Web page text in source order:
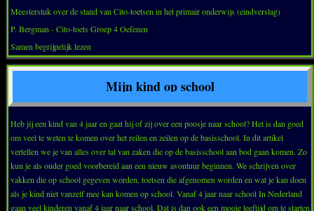
Meesterstuk over de stand van Cito-toetsen in het primair onderwijs (eindverslag)
P. Bergman - Cito-toets Groep 4 Oefenen
Samen begrijpelijk lezen
Mijn kind op school
Heb jij een kind van 4 jaar en gaat hij of zij over een poosje naar school? Het is dan goed
om veel te weten te komen over het reilen en zeilen op de basisschool. In dit artikel
vertellen we je van alles over tal van zaken die op de basisschool aan bod gaan komen. Zo
kun je als ouder goed voorbereid aan een nieuw avontuur beginnen. We schrijven over
vakken die op school gegeven worden, toetsen die afgenomen worden en wat je kan doen
als je kind niet vanzelf mee kan komen op school. Vanaf 4 jaar naar school In Nederland
gaan veel kinderen vanaf 4 jaar naar school. Dat is dan ook een mooie leeftijd om te starten